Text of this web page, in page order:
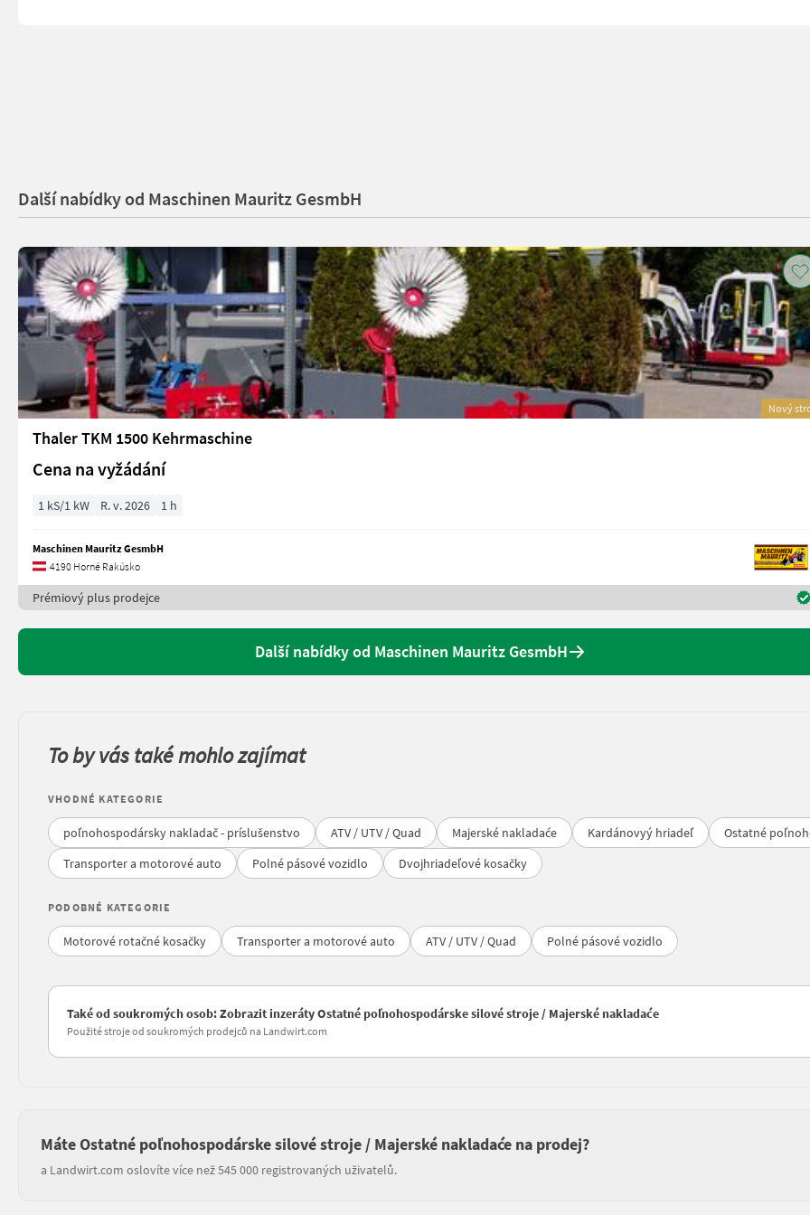
Další nabídky od Maschinen Mauritz GesmbH
Nový
Thaler TKM 1500 Kehrmaschine
Cena na vyžádání
1 kS/1 kW R. v. 2026 1 h
Maschinen Mauritz GesmbH
4190 Horné Rakúsko
Prémiový plus prodejce
Další nabídky od Maschinen Mauritz GesmbH
To by vás také mohlo zajímat
VHODNÉ KATEGORIE
poľnohospodársky nakladač - príslušenstvo ATV / UTV / Quad Majerské nakladaće Kardánovyý hriadeľ
Ostatné
Transporter a motorové auto
Polné pásové vozidlo Dvojhriadeľové kosačky
PODOBNÉ KATEGORIE
Motorové rotačné kosačky Transporter a motorové auto ATV / UTV / Quad Polné pásové vozidlo
Také od soukromých osob: Zobrazit inzeráty Ostatné poľnohospodárske silové stroje / Majerské nakladaće
Použité stroje od soukromých prodejců na Landwirt.com
Máte Ostatné poľnohospodárske silové stroje / Majerské nakladaće na prodej?
a Landwirt.com oslovíte více než 545 000 registrovaných uživatelů.